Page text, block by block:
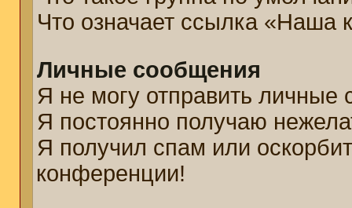
Что означает ссылка «Наша
Личные сообщения
Я не могу отправить личные
Я постоянно получаю
Я получил спам или
конференции!